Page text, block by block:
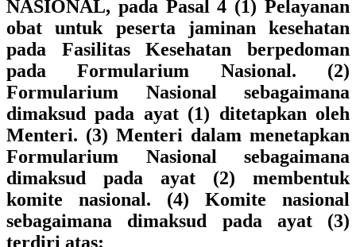
NASIONAL, pada Pasal 4 (1) Pelayanan
obat untuk peserta jaminan kesehatan
pada Fasilitas Kesehatan berpedoman
pada Formularium Nasional. (2)
Formularium Nasional sebagaimana
dimaksud pada ayat (1) ditetapkan oleh
Menteri. (3) Menteri dalam menetapkan
Formularium Nasional sebagaimana
dimaksud pada ayat (2) membentuk
komite nasional. (4) Komite nasional
sebagaimana dimaksud pada ayat (3)
terdiri atas: